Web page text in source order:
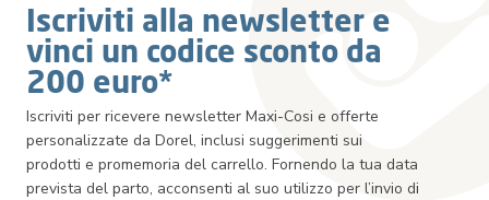
Iscriviti alla newsletter e
vinci un codice sconto da
200 euro*
Iscriviti per ricevere newsletter Maxi-Cosi e offerte
personalizzate da Dorel, inclusi suggerimenti sui
prodotti e promemoria del carrello. Fornendo la tua data
prevista del parto, acconsenti al suo utilizzo per l’invio di